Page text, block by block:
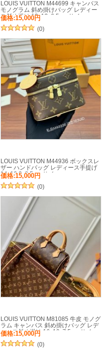
LOUIS VUITTON M44699 キャンバス
モノグラム 斜め掛けバッグ レディー
ス斜め掛け 13x12x6.5cm サイ
ズ:13x12x6.5cm
価格:15,000円
(0)
LOUIS VUITTON M44936 ボックスレ
ザー ハンドバッグ レディース手提げ
14x10.2x8.5cm サイ
ズ:14x10.2x8.5cm
価格:15,000円
(0)
LOUIS VUITTON M81085 牛皮 モノグ
ラム キャンバス 斜め掛けバッグ レデ
ィース斜め掛け 16x10x7.5cm サイ
ズ:16x10x7.5cm
価格:15,000円
(0)